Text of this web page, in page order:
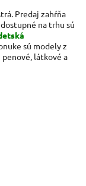
Predaj zahŕňa
na trhu sú
sú modely z
látkové a